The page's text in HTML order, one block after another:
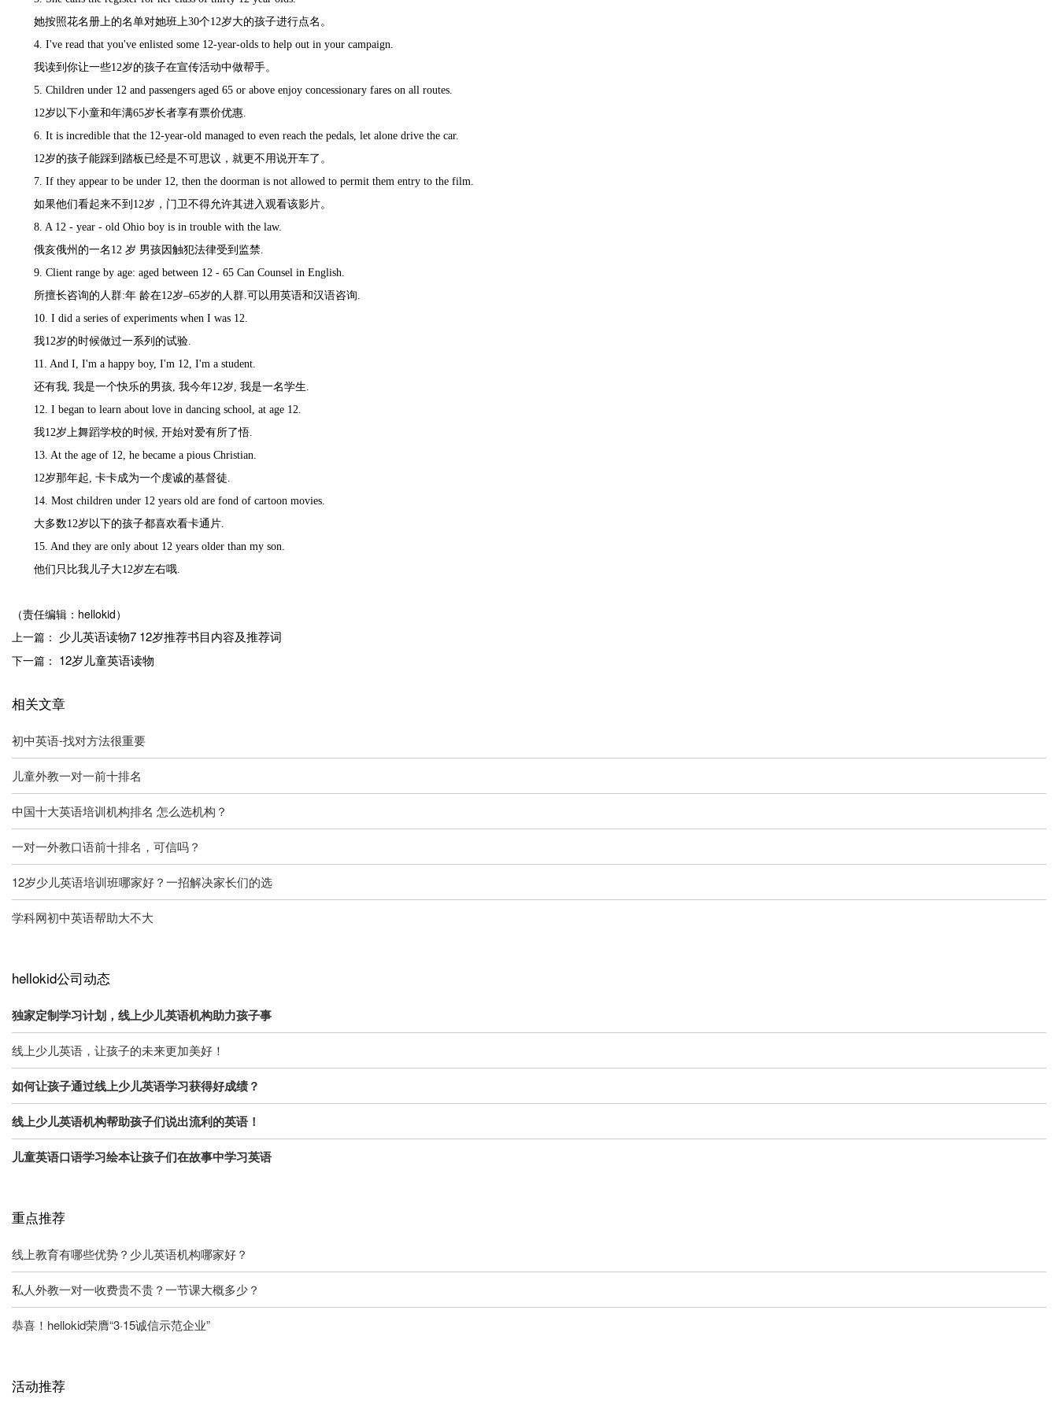
她按照花名册上的名单对她班上30个12岁大的孩子进行点名。
4. I've read that you've enlisted some 12-year-olds to help out in your campaign.
我读到你让一些12岁的孩子在宣传活动中做帮手。
5. Children under 12 and passengers aged 65 or above enjoy concessionary fares on all routes.
12岁以下小童和年满65岁长者享有票价优惠.
6. It is incredible that the 12-year-old managed to even reach the pedals, let alone drive the car.
12岁的孩子能踩到踏板已经是不可思议，就更不用说开车了。
7. If they appear to be under 12, then the doorman is not allowed to permit them entry to the film.
如果他们看起来不到 12岁，门卫不得允许其进入观看该影片。
8. A 12 - year - old Ohio boy is in trouble with the law.
俄亥俄州的一名12 岁 男孩因触犯法律受到监禁.
9. Client range by age: aged between 12 - 65 Can Counsel in English.
所擅长咨询的人群:年 龄在12岁–65岁的人群.可以用英语和汉语咨询.
10. I did a series of experiments when I was 12.
我12岁的时候做过一系列的试验.
11. And I, I'm a happy boy, I'm 12, I'm a student.
还有我 , 我是一个快乐的男孩, 我今年12岁, 我是一名学生.
12. I began to learn about love in dancing school, at age 12.
我12岁上舞蹈学校的时候, 开始对爱有所了悟.
13. At the age of 12, he became a pious Christian.
12岁那年起, 卡卡成为一个虔诚的基督徒.
14. Most children under 12 years old are fond of cartoon movies.
大多数12岁以下的孩子都喜欢看卡通片.
15. And they are only about 12 years older than my son.
他们只比我儿子大12岁左右哦.
（责任编辑：hellokid）
上一篇： 少儿英语读物7 12岁推荐书目内容及推荐词
下一篇： 12岁儿童英语读物
相关文章
初中英语-找对方法很重要
儿童外教一对一前十排名
中国十大英语培训机构排名 怎么选机构？
一对一外教口语前十排名，可信吗？
12岁少儿英语培训班哪家好？一招解决家长们的选
学科网初中英语帮助大不大
hellokid公司动态
独家定制学习计划，线上少儿英语机构助力孩子事
线上少儿英语，让孩子的未来更加美好！
如何让孩子通过线上少儿英语学习获得好成绩？
线上少儿英语机构帮助孩子们说出流利的英语！
儿童英语口语学习绘本让孩子们在故事中学习英语
重点推荐
线上教育有哪些优势？少儿英语机构哪家好？
私人外教一对一收费贵不贵？一节课大概多少？
恭喜！hellokid荣膺“3·15诚信示范企业”
活动推荐